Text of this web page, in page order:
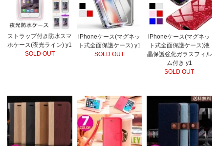
ストラップ付き防水スマ
ホケース(夜光ライン) y1
SOLD OUT
iPhoneケース(マグネッ
ト式全面保護ケース) y1
SOLD OUT
iPhoneケース(マグネッ
ト式全面保護ケース)液
晶保護強化ガラスフィル
ム付き y1
SOLD OUT